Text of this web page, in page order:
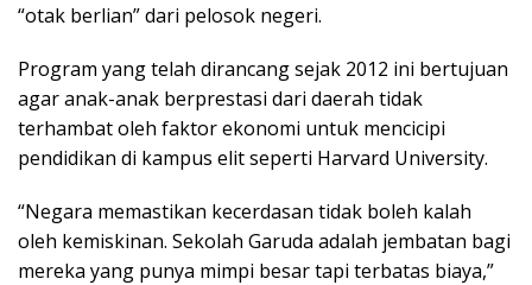
“otak berlian” dari pelosok negeri.
Program yang telah dirancang sejak 2012 ini bertujuan
agar anak-anak berprestasi dari daerah tidak
terhambat oleh faktor ekonomi untuk mencicipi
pendidikan di kampus elit seperti Harvard University.
“Negara memastikan kecerdasan tidak boleh kalah
oleh kemiskinan. Sekolah Garuda adalah jembatan bagi
mereka yang punya mimpi besar tapi terbatas biaya,”